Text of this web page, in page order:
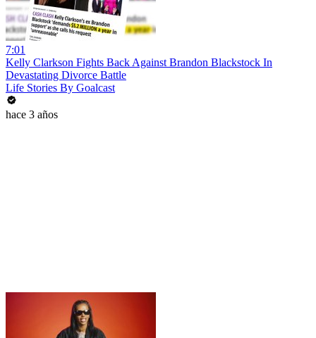
7:01
Kelly Clarkson Fights Back Against Brandon Blackstock In
Devastating Divorce Battle
Life Stories By Goalcast
hace 3 años